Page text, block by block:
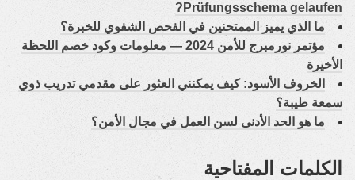
Prü­fungs­sche­ma gelaufen?
ما الذي يميز الممتحنين في الفحص الشفوي للخبرة؟
مؤتمر نورمبرج للأمن 2024 — معلومات وكود خصم اللحظة
الأخيرة
الخروف الأسود: كيف يمكنني العثور على مقدمي تدريب ذوي
سمعة طيبة؟
ما هو الحد الأدنى لسن العمل في مجال الأمن؟
الكلمات المفتاحية